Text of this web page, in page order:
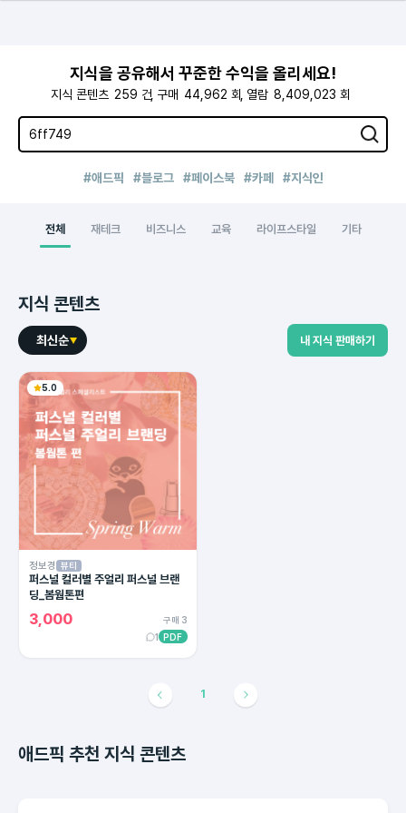
지식을 공유해서 꾸준한 수익을 올리세요!
지식 콘텐츠 259 건 구매 44,962 회 열람 8,409,023 회
#애드픽 #블로그 #페이스북 #카페 #지식인
전체 재테크 비즈니스 교육 라이프스타일 기타
지식 콘텐츠
최신순 내 지식 판매하기
5.0
정보경 뷰티
퍼스널 컬러별 주얼리 퍼스널 브랜
딩_봄웜톤편
3,000
구매 3
1 PDF
1
애드픽 추천 지식 콘텐츠